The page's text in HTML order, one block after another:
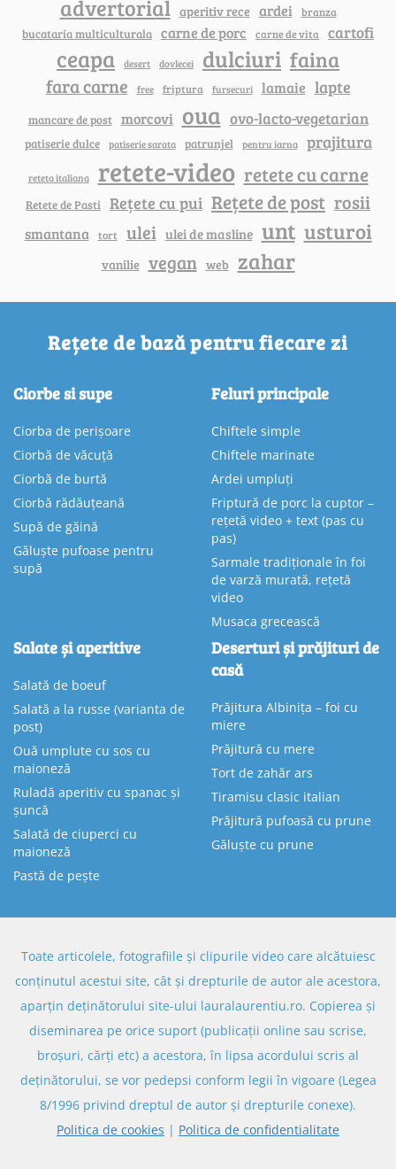
advertorial aperitiv rece ardei branza
bucataria multiculturala carne de porc carne de vita cartofi
ceapa desert dovlecei dulciuri faina
fara carne free friptura fursecuri lamaie lapte
mancare de post morcovi oua ovo-lacto-vegetarian
patiserie dulce patiserie sarata patrunjel pentru iarna prajitura
reteta italiana retete-video retete cu carne
Retete de Pasti Rețete cu pui Rețete de post rosii
smantana tort ulei ulei de masline unt usturoi
vanilie vegan web zahar
Rețete de bază pentru fiecare zi
Ciorbe si supe
Ciorba de perișoare
Ciorbă de văcuță
Ciorbă de burtă
Ciorbă rădăuțeană
Supă de găină
Găluște pufoase pentru
supă
Feluri principale
Chiftele simple
Chiftele marinate
Ardei umpluți
Friptură de porc la cuptor –
rețetă video + text (pas cu
pas)
Sarmale tradiționale în foi
de varză murată, rețetă
video
Musaca grecească
Salate și aperitive
Salată de boeuf
Salată a la russe (varianta de
post)
Ouă umplute cu sos cu
maioneză
Ruladă aperitiv cu spanac și
șuncă
Salată de ciuperci cu
maioneză
Pastă de pește
Deserturi și prăjituri de
casă
Prăjitura Albinița – foi cu
miere
Prăjitură cu mere
Tort de zahăr ars
Tiramisu clasic italian
Prăjitură pufoasă cu prune
Găluște cu prune
Toate articolele, fotografiile și clipurile video care alcătuiesc
conținutul acestui site, cât și drepturile de autor ale acestora,
aparțin deținătorului site-ului lauralaurentiu.ro. Copierea și
diseminarea pe orice suport (publicații online sau scrise,
broșuri, cărți etc) a acestora, în lipsa acordului scris al
deținătorului, se vor pedepsi conform legii în vigoare (Legea
8/1996 privind dreptul de autor și drepturile conexe).
Politica de cookies | Politica de confidentialitate